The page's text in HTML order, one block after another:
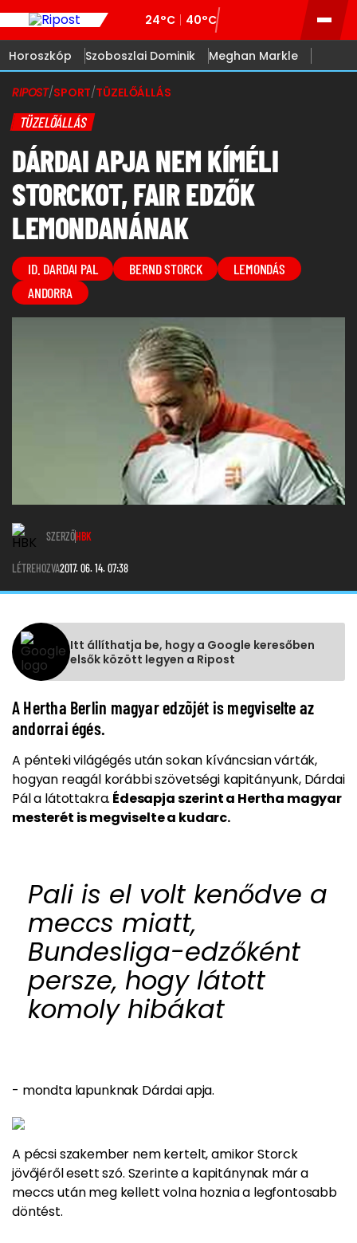
24°C 40°C
Horoszkóp Szoboszlai Dominik Meghan Markle
RIPOST/SPORT/TÜZELŐÁLLÁS
TÜZELŐÁLLÁS
DÁRDAI APJA NEM KÍMÉLI
STORCKOT, FAIR EDZŐK
LEMONDANÁNAK
ID. DARDAI PAL BERND STORCK
LEMONDÁS
ANDORRA
SZERZŐHBK
LÉTREHOZVA2017. 06. 14. 07:38
Itt állíthatja be, hogy a Google keresőben
elsők között legyen a Ripost
A Hertha Berlin magyar edzõjét is megviselte az
andorrai égés.
A pénteki világégésután sokan kíváncsian várták,
hogyan reagál korábbi szövetségi kapitányunk, Dárdai
Pála látottakra. Édesapja szerint a Hertha magyar
mesterét is megviselte a kudarc.
Pali is el volt kenődve a
meccs miatt,
Bundesliga-edzőként
persze, hogy látott
komoly hibákat
- mondta lapunknak Dárdai apja.
A pécsi szakember nem kertelt, amikor Storck
jövőjéről esett szó. Szerinte a kapitánynak már a
meccs után meg kellett volna hoznia a legfontosabb
döntést.